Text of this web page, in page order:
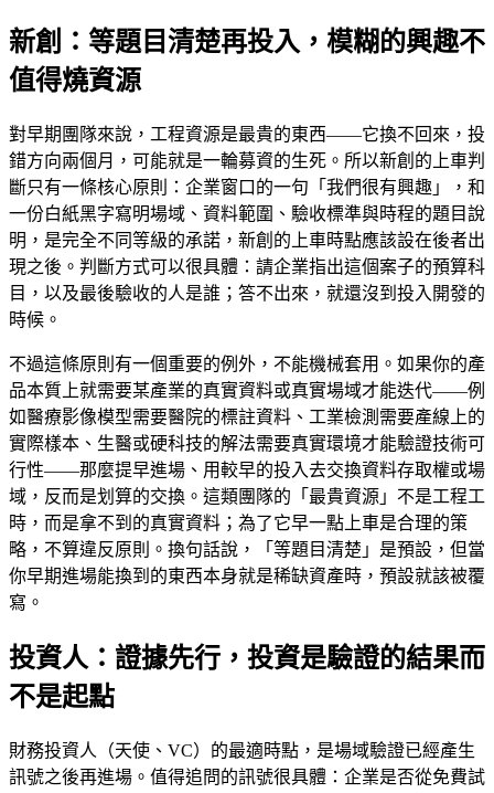
新創：等題目清楚再投入，模糊的興趣不
值得燒資源
對早期團隊來說，工程資源是最貴的東西——它換不回來，投
錯方向兩個月，可能就是一輪募資的生死。所以新創的上車判
斷只有一條核心原則：企業窗口的一句「我們很有興趣」，和
一份白紙黑字寫明場域、資料範圍、驗收標準與時程的題目說
明，是完全不同等級的承諾，新創的上車時點應該設在後者出
現之後。判斷方式可以很具體：請企業指出這個案子的預算科
目，以及最後驗收的人是誰；答不出來，就還沒到投入開發的
時候。
不過這條原則有一個重要的例外，不能機械套用。如果你的產
品本質上就需要某產業的真實資料或真實場域才能迭代——例
如醫療影像模型需要醫院的標註資料、工業檢測需要產線上的
實際樣本、生醫或硬科技的解法需要真實環境才能驗證技術可
行性——那麼提早進場、用較早的投入去交換資料存取權或場
域，反而是划算的交換。這類團隊的「最貴資源」不是工程工
時，而是拿不到的真實資料；為了它早一點上車是合理的策
略，不算違反原則。換句話說，「等題目清楚」是預設，但當
你早期進場能換到的東西本身就是稀缺資產時，預設就該被覆
寫。
投資人：證據先行，投資是驗證的結果而
不是起點
財務投資人（天使、VC）的最適時點，是場域驗證已經產生
訊號之後再進場。值得追問的訊號很具體：企業是否從免費試